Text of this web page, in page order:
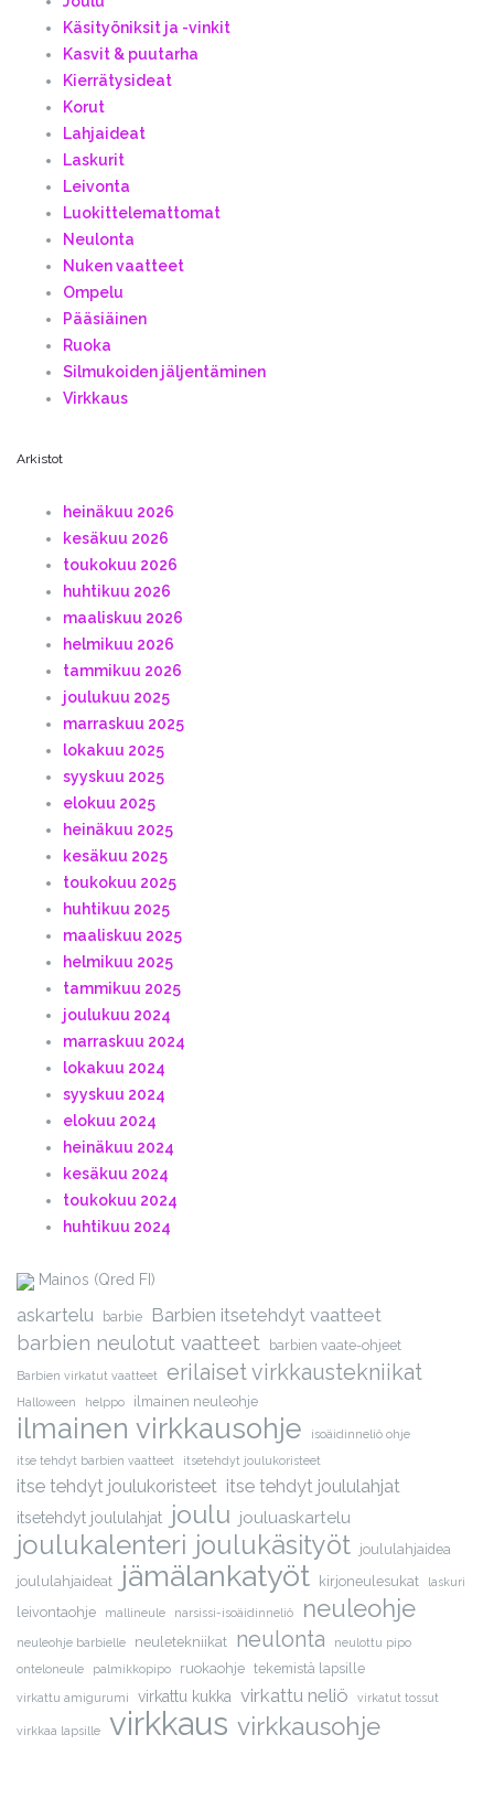
Käsityöniksit ja -vinkit
Kasvit & puutarha
Kierrätysideat
Korut
Lahjaideat
Laskurit
Leivonta
Luokittelemattomat
Neulonta
Nuken vaatteet
Ompelu
Pääsiäinen
Ruoka
Silmukoiden jäljentäminen
Virkkaus
Arkistot
heinäkuu 2026
kesäkuu 2026
toukokuu 2026
huhtikuu 2026
maaliskuu 2026
helmikuu 2026
tammikuu 2026
joulukuu 2025
marraskuu 2025
lokakuu 2025
syyskuu 2025
elokuu 2025
heinäkuu 2025
kesäkuu 2025
toukokuu 2025
huhtikuu 2025
maaliskuu 2025
helmikuu 2025
tammikuu 2025
joulukuu 2024
marraskuu 2024
lokakuu 2024
syyskuu 2024
elokuu 2024
heinäkuu 2024
kesäkuu 2024
toukokuu 2024
huhtikuu 2024
Mainos (Qred FI)
askartelu barbie Barbien itsetehdyt vaatteet
barbien neulotut vaatteet barbien vaate-ohjeet
Barbien virkatut vaatteet erilaiset virkkaustekniikat
Halloween helppo ilmainen neuleohje
ilmainen virkkausohje
isoäidinneliö ohje
itse tehdyt barbien vaatteet
itsetehdyt joulukoristeet
itse tehdyt joulukoristeet itse tehdyt joululahjat
itsetehdyt joululahjat joulu jouluaskartelu
joulukalenteri joulukäsityöt joululahjaidea
joululahjaideat
jämälankatyöt kirjoneulesukat laskuri
leivontaohje mallineule narsissi-isoäidinneliö neuleohje
neuleohje barbielle neuletekniikat neulonta
neulottu pipo
onteloneule
palmikkopipo ruokaohje tekemistä lapsille
virkattu amigurumi virkattu kukka virkattu neliö virkatut tossut
virkkaa lapsille virkkaus virkkausohje